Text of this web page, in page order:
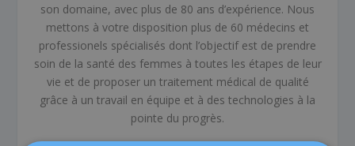
son domaine, avec plus de 80 ans d’expérience. Nous
mettons à votre disposition plus de 60 médecins et
professionels spécialisés dont l’objectif est de prendre
soin de la santé des femmes à toutes les étapes de leur
vie et de proposer un traitement médical de qualité
grâce à un travail en équipe et à des technologies à la
pointe du progrès.